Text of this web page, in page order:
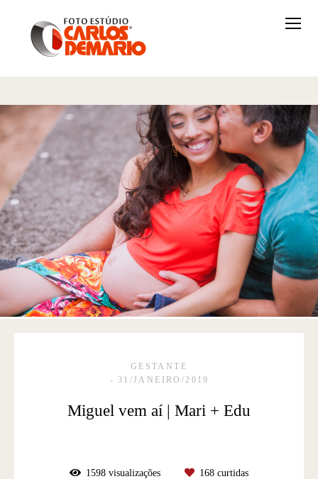
GESTANTE
31/JANEIRO/2019
Miguel vem aí | Mari + Edu
1598 visualizações 168 curtidas